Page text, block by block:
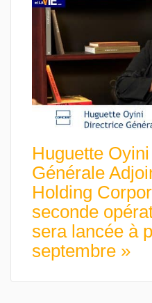
Huguette
Générale
Holding
seconde
sera lancée à
septembre »